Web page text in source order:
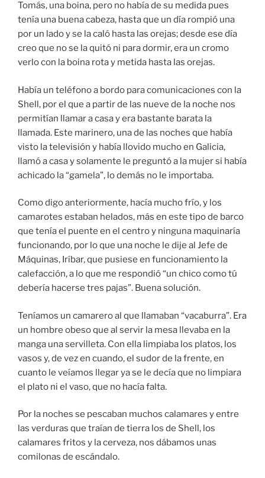
Tomás, una boina, pero no había de su medida pues
tenía una buena cabeza, hasta que un día rompió una
por un lado y se la caló hasta las orejas; desde ese día
creo que no se la quitó ni para dormir, era un cromo
verlo con la boina rota y metida hasta las orejas.
Había un teléfono a bordo para comunicaciones con la
Shell, por el que a partir de las nueve de la noche nos
permitían llamar a casa y era bastante barata la
llamada. Este marinero, una de las noches que había
visto la televisión y había llovido mucho en Galicia,
llamó a casa y solamente le preguntó a la mujer si había
achicado la “gamela”, lo demás no le importaba.
Como digo anteriormente, hacía mucho frío, y los
camarotes estaban helados, más en este tipo de barco
que tenía el puente en el centro y ninguna maquinaría
funcionando, por lo que una noche le dije al Jefe de
Máquinas, Iríbar, que pusiese en funcionamiento la
calefacción, a lo que me respondió “un chico como tú
debería hacerse tres pajas”. Buena solución.
Teníamos un camarero al que llamaban “vacaburra”. Era
un hombre obeso que al servir la mesa llevaba en la
manga una servilleta. Con ella limpiaba los platos, los
vasos y, de vez en cuando, el sudor de la frente, en
cuanto le veíamos llegar ya se le decía que no limpiara
el plato ni el vaso, que no hacía falta.
Por la noches se pescaban muchos calamares y entre
las verduras que traían de tierra los de Shell, los
calamares fritos y la cerveza, nos dábamos unas
comilonas de escándalo.